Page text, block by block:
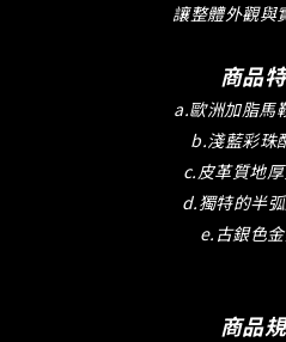
讓整體外觀與
商品
a.歐洲加脂馬
b.淺藍彩珠
c.皮革質地
d.獨特的半
e.古銀色
商品